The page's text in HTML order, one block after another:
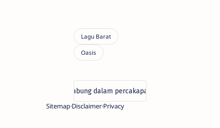
Sitemap Disclaimer Privacy